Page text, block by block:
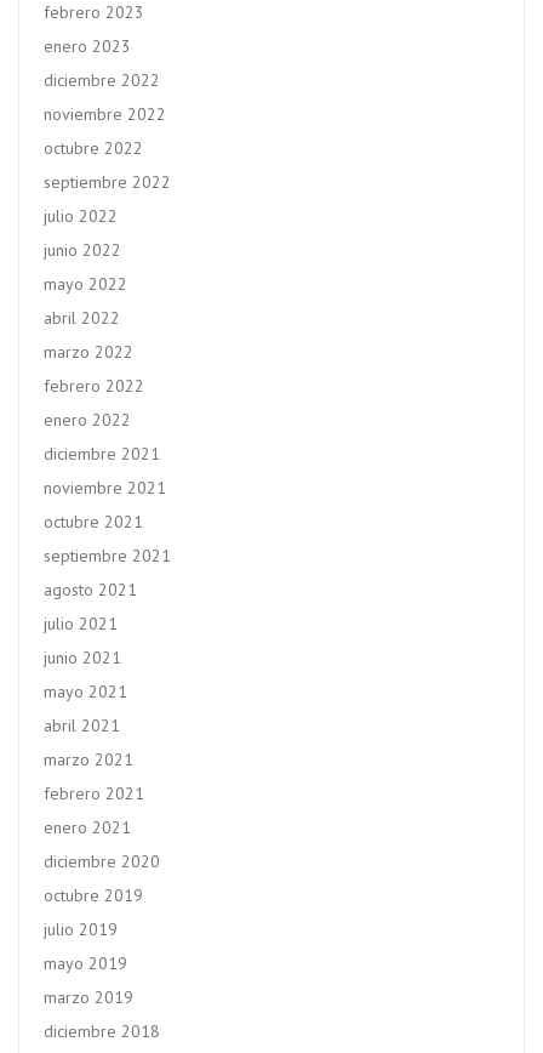
febrero 2023
enero 2023
diciembre 2022
noviembre 2022
octubre 2022
septiembre 2022
julio 2022
junio 2022
mayo 2022
abril 2022
marzo 2022
febrero 2022
enero 2022
diciembre 2021
noviembre 2021
octubre 2021
septiembre 2021
agosto 2021
julio 2021
junio 2021
mayo 2021
abril 2021
marzo 2021
febrero 2021
enero 2021
diciembre 2020
octubre 2019
julio 2019
mayo 2019
marzo 2019
diciembre 2018